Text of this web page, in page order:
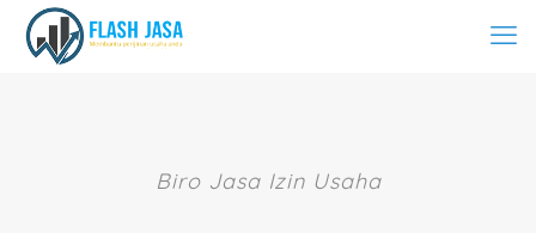
Biro Jasa Izin Usaha